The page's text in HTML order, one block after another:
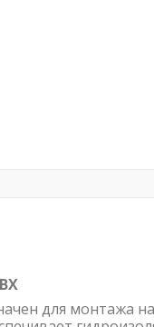
для монтажа